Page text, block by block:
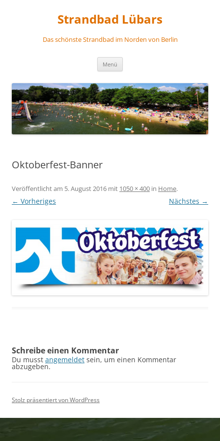
Strandbad Lübars
Das schönste Strandbad im Norden von Berlin
Menü
Oktoberfest-Banner
Veröffentlicht am 5. August 2016 mit 1050 × 400 in Home.
← Vorheriges Nächstes →
Schreibe einen Kommentar
Du musst angemeldet sein, um einen Kommentar
abzugeben.
Stolz präsentiert von WordPress